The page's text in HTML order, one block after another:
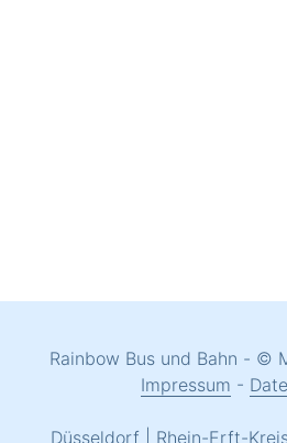
Rainbow Bus und Bahn - ©
Impressum -
Düsseldorf| Rhein-Erft-